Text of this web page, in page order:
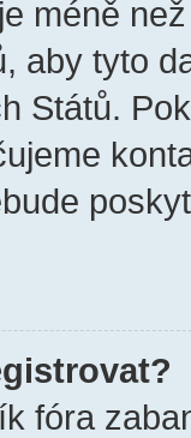
méně
aby tyto
Států.
fóra